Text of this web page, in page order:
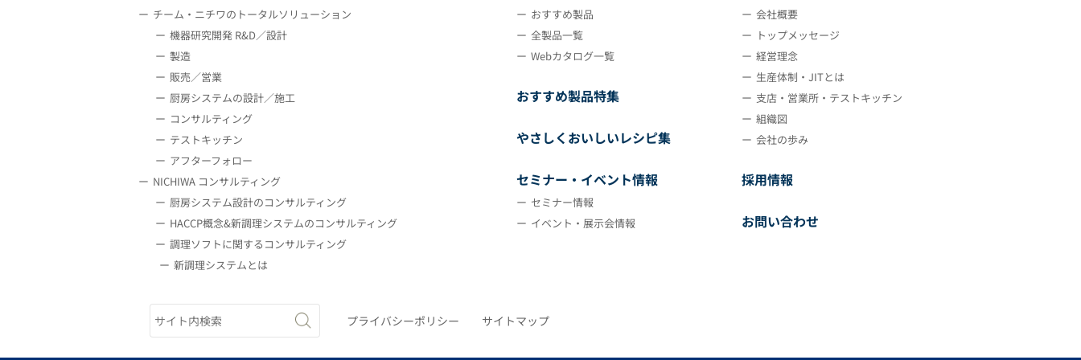
チーム・ニチワのトータルソリューション
機器研究開発 R&D／設計
製造
販売／営業
厨房システムの設計／施工
コンサルティング
テストキッチン
アフターフォロー
NICHIWA コンサルティング
厨房システム設計のコンサルティング
HACCP概念&新調理システムのコンサルティング
調理ソフトに関するコンサルティング
新調理システムとは
おすすめ製品
全製品一覧
Webカタログ一覧
おすすめ製品特集
やさしくおいしいレシピ集
セミナー・イベント情報
セミナー情報
イベント・展示会情報
会社概要
トップメッセージ
経営理念
生産体制・JITとは
支店・営業所・テストキッチン
組織図
会社の歩み
採用情報
お問い合わせ
プライバシーポリシー サイトマップ